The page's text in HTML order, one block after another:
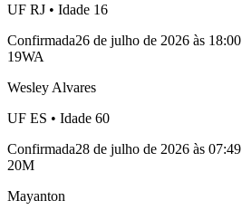
UF RJ • Idade 16
Confirmada26 de julho de 2026 às 18:00
19WA
Wesley Alvares
UF ES • Idade 60
Confirmada28 de julho de 2026 às 07:49
20M
Mayanton